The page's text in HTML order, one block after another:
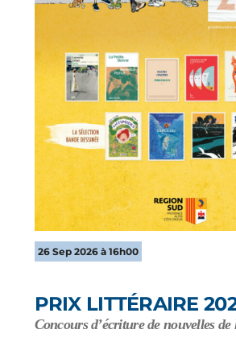
26 Sep 2026 à 16h00
PRIX LITTÉRAIRE
Concours d’écriture de nouvelles